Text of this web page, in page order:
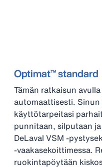
Optimat™ standard
Tämän ratkaisun
automaattisesti.
käyttötarpeitasi
punnitaan, silputaan
DeLaval VSM -
-vaakasekoittimessa.
ruokintapöytään